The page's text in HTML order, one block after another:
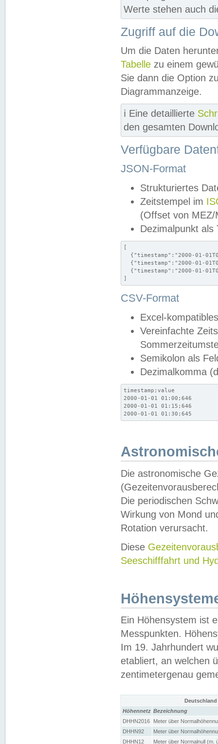
Werte stehen auch
Zugriff auf die
Um die Daten
Tabelle zu einem
Sie dann die Option
Diagrammanzeige.
ℹ️ Eine detaillierte
den gesamten
Verfügbare
JSON-Format
Strukturiertes
Zeitstempel im
(Offset von MEZ/
Dezimalpunkt als
[
{"timestamp":"2000-01-
{"timestamp":"2000-01-
{"timestamp":"2000-01-
]
CSV-Format
Excel-
Vereinfachte
Semikolon als
Dezimalkomma
timestamp;value
2000-01-01 01:00;646
2000-01-01 01:15;646
2000-01-01 01:30;645
Die astronomische
Die periodischen
Wirkung von Mond
Rotation verursacht.
Diese
Seeschifffahrt und
Ein Höhensystem ist
Messpunkten.
Im 19. Jahrhundert
etabliert, an welchen
zentimetergenau
Höhennetz Bezeichnung
DHHN2016
Meter über
DHHN92
Meter über
DHHN12
Meter über Normalnull (m.